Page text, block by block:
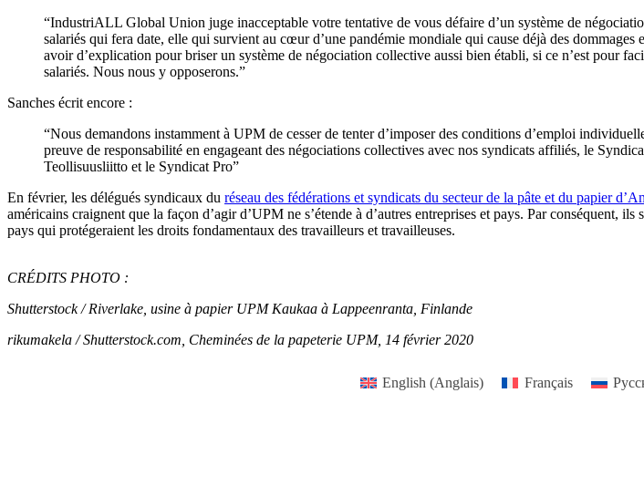
“IndustriALL Global Union juge inacceptable votre tentative de vous défaire d’un système de
salariés qui fera date, elle qui survient au cœur d’une pandémie mondiale qui cause déjà des
avoir d’explication pour briser un système de négociation collective aussi bien établi, si ce n’est pour
salariés. Nous nous y opposerons.”
Sanches écrit encore :
“Nous demandons instamment à UPM de cesser de tenter d’imposer des conditions d’emploi
preuve de responsabilité en engageant des négociations collectives avec nos syndicats affiliés, le
Teollisuusliitto et le Syndicat Pro”
En février, les délégués syndicaux du réseau des fédérations et syndicats du secteur de la pâte et du papier
américains craignent que la façon d’agir d’UPM ne s’étende à d’autres entreprises et pays. Par conséquent,
pays qui protégeraient les droits fondamentaux des travailleurs et travailleuses.
CRÉDITS PHOTO :
Shutterstock / Riverlake, usine à papier UPM Kaukaa à Lappeenranta, Finlande
rikumakela / Shutterstock.com, Cheminées de la papeterie UPM, 14 février 2020
English (Anglais) Français